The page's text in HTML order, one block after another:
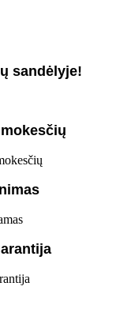
sandėlyje!